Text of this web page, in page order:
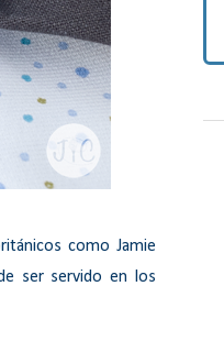
como Jamie
ser servido en los